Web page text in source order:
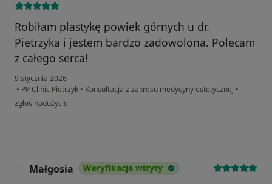
Robiłam plastykę powiek górnych u dr.
Pietrzyka i jestem bardzo zadowolona. Polecam
z całego serca!
9 stycznia 2026
• PP Clinic Pietrzyk • Konsultacja z zakresu medycyny estetycznej •
w opinii użytkownika Magdalena
zgłoś nadużycie
Małgosia Weryfikacja wizyty